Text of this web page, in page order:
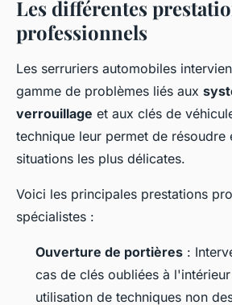
Les différentes
professionnels
Les serruriers automobiles
gamme de problèmes liés aux
verrouillage et aux clés de
technique leur permet de résoudre
situations les plus délicates.
Voici les principales prestations
spécialistes :
Ouverture de portières :
cas de clés oubliées à
utilisation de techniques non